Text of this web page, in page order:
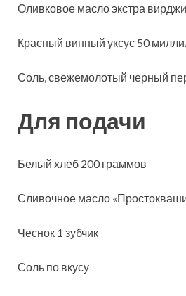
Оливковое масло экстра
Красный винный уксус 50
Соль, свежемолотый черный
Для подачи
Белый хлеб 200 граммов
Сливочное масло
Чеснок 1 зубчик
Соль по вкусу